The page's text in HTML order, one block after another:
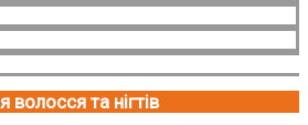
волосся та нігтів